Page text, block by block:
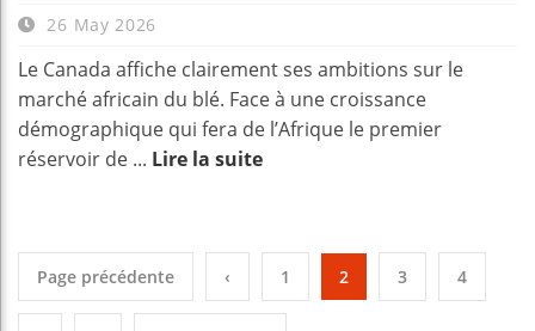
26 May 2026
Le Canada affiche clairement ses ambitions sur le
marché africain du blé. Face à une croissance
démographique qui fera de l’Afrique le premier
réservoir de ... Lire la suite
Page précédente ‹ 1 2 3 4